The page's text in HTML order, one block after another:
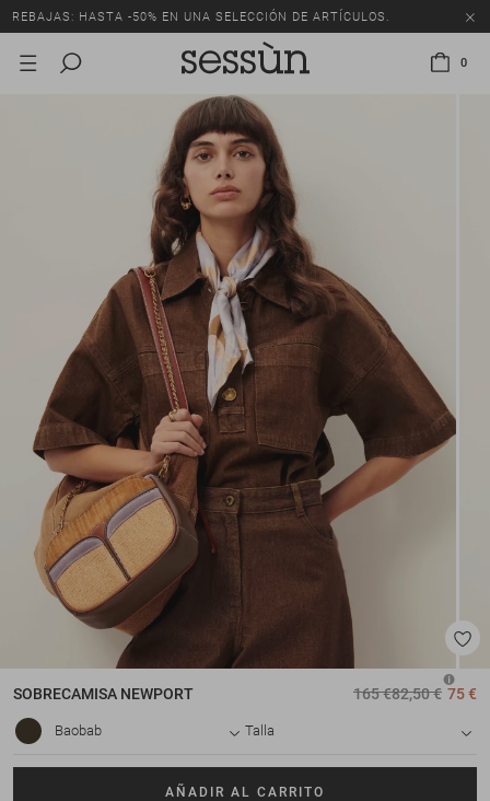
REBAJAS: HASTA -50% EN UNA SELECCIÓN DE ARTÍCULOS.
0
SOBRECAMISA NEWPORT 165 €82,50 € 75 €
Baobab Talla
AÑADIR AL CARRITO